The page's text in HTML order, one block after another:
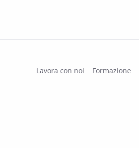
Lavora con noi Formazione